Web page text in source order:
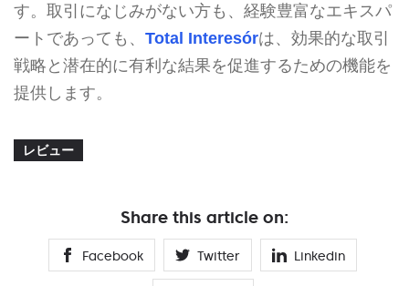
す。取引になじみがない方も、経験豊富なエキスパ
ートであっても、 Total Interesórは、効果的な取引
戦略と潜在的に有利な結果を促進するための機能を
提供します。
レビュー
Share this article on:
Facebook Twitter Linkedin